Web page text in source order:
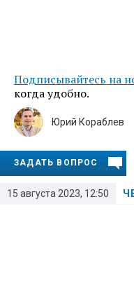
Подписывайтесь на
когда удобно.
15 августа 2023, 12:50
Юрий Кораблев
ЗАДАТЬ ВОПРОС